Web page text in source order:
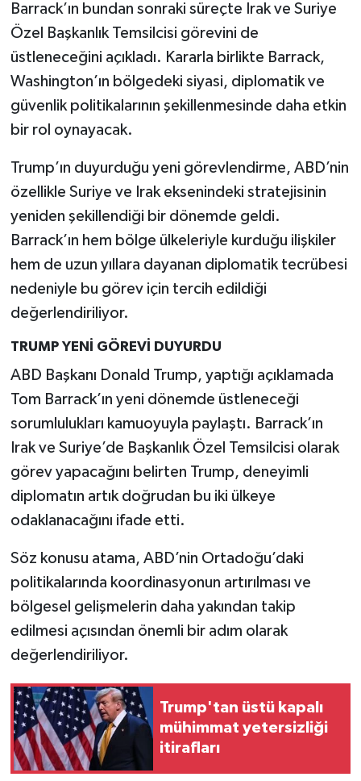
Barrack’ın bundan sonraki süreçte Irak ve Suriye
Özel Başkanlık Temsilcisi görevini de
üstleneceğini açıkladı. Kararla birlikte Barrack,
Washington’ın bölgedeki siyasi, diplomatik ve
güvenlik politikalarının şekillenmesinde daha etkin
bir rol oynayacak.
Trump’ın duyurduğu yeni görevlendirme, ABD’nin
özellikle Suriye ve Irak eksenindeki stratejisinin
yeniden şekillendiği bir dönemde geldi.
Barrack’ın hem bölge ülkeleriyle kurduğu ilişkiler
hem de uzun yıllara dayanan diplomatik tecrübesi
nedeniyle bu görev için tercih edildiği
değerlendiriliyor.
TRUMP YENİ GÖREVİ DUYURDU
ABD Başkanı Donald Trump, yaptığı açıklamada
Tom Barrack’ın yeni dönemde üstleneceği
sorumlulukları kamuoyuyla paylaştı. Barrack’ın
Irak ve Suriye’de Başkanlık Özel Temsilcisi olarak
görev yapacağını belirten Trump, deneyimli
diplomatın artık doğrudan bu iki ülkeye
odaklanacağını ifade etti.
Söz konusu atama, ABD’nin Ortadoğu’daki
politikalarında koordinasyonun artırılması ve
bölgesel gelişmelerin daha yakından takip
edilmesi açısından önemli bir adım olarak
değerlendiriliyor.
Trump'tan üstü kapalı
mühimmat yetersizliği
itirafları